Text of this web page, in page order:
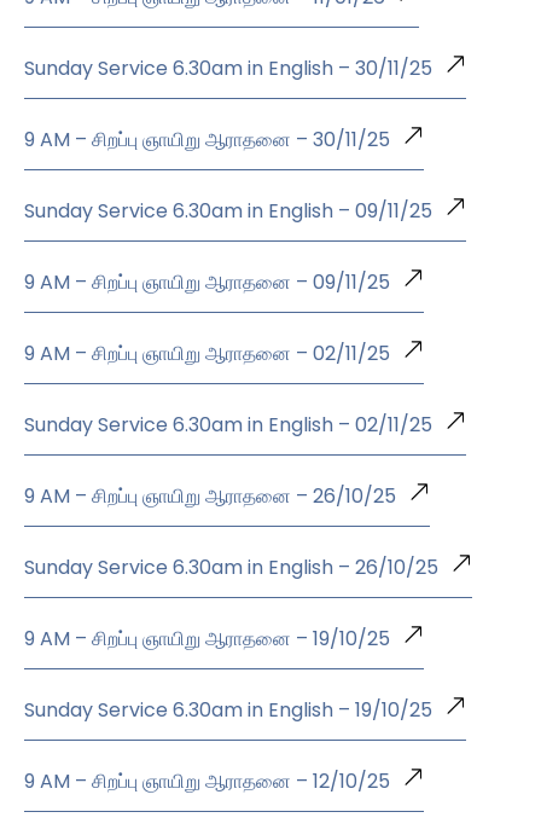
Sunday Service 6.30am in English – 30/11/25
9 AM – சிறப்பு ஞாயிறு ஆராதனை – 30/11/25
Sunday Service 6.30am in English – 09/11/25
9 AM – சிறப்பு ஞாயிறு ஆராதனை – 09/11/25
9 AM – சிறப்பு ஞாயிறு ஆராதனை – 02/11/25
Sunday Service 6.30am in English – 02/11/25
9 AM – சிறப்பு ஞாயிறு ஆராதனை – 26/10/25
Sunday Service 6.30am in English – 26/10/25
9 AM – சிறப்பு ஞாயிறு ஆராதனை – 19/10/25
Sunday Service 6.30am in English – 19/10/25
9 AM – சிறப்பு ஞாயிறு ஆராதனை – 12/10/25